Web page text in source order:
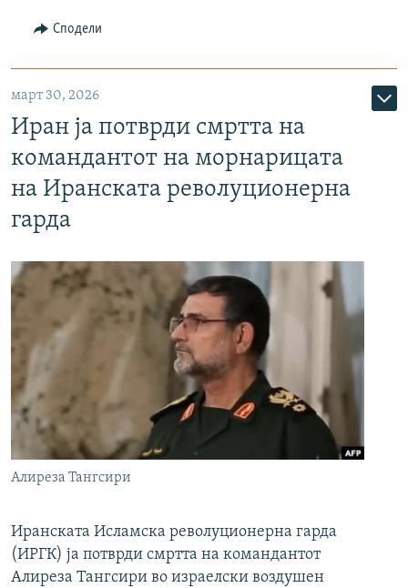
Сподели
март 30, 2026
Иран ја потврди смртта на
командантот на морнарицата
на Иранската револуционерна
гарда
Алиреза Тангсири
Иранската Исламска револуционерна гарда
(ИРГК) ја потврди смртта на командантот
Алиреза Тангсири во израелски воздушен